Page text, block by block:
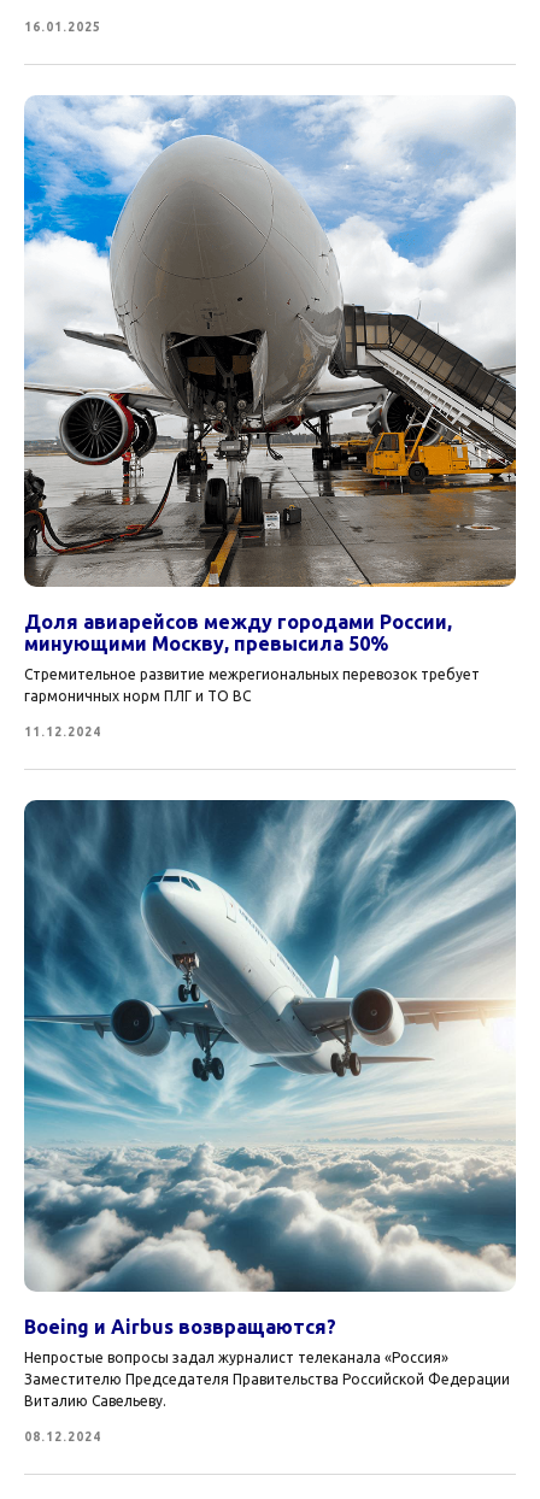
16.01.2025
Доля авиарейсов между городами России,
минующими Москву, превысила 50%
Стремительное развитие межрегиональных перевозок требует
гармоничных норм ПЛГ и ТО ВС
11.12.2024
Boeing и Airbus возвращаются?
Непростые вопросы задал журналист телеканала «Россия»
Заместителю Председателя Правительства Российской Федерации
Виталию Савельеву.
08.12.2024